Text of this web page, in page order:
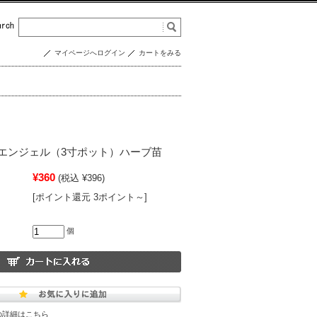
マイページへログイン カートをみる
ンジェル（3寸ポット）ハーブ苗
¥360 (税込 ¥396)
[ポイント還元 3ポイント～]
個
細はこちら